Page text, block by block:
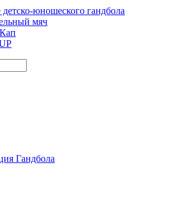
детско-юношеского гандбола
мяч
Гандбола